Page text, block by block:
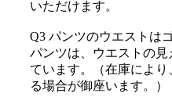
いただけます。
Q3 パンツのウエストは
パンツは、ウエストの
ています。（在庫によ
る場合が御座います。）